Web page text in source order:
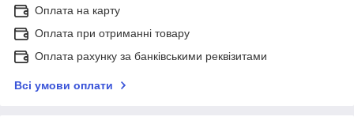
Оплата на карту
Оплата при отриманні товару
Оплата рахунку за банківськими реквізитами
Всі умови оплати